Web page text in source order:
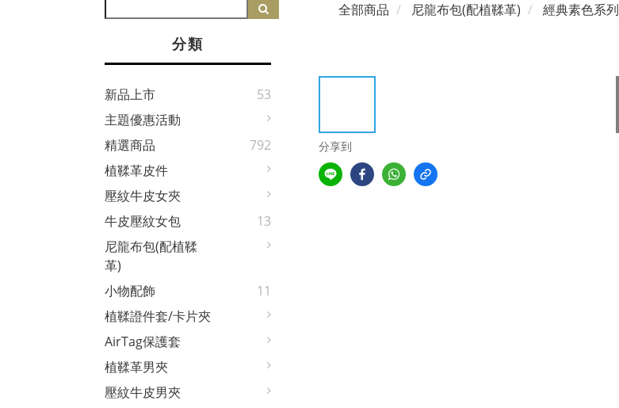
分類
新品上市
53
主題優惠活動
精選商品
792
植鞣革皮件
壓紋牛皮女夾
牛皮壓紋女包
13
尼龍布包(配植鞣
革)
小物配飾
11
植鞣證件套/卡片夾
AirTag保護套
植鞣革男夾
壓紋牛皮男夾
全部商品 尼龍布包(配植鞣革) 經典素色系列
分享到